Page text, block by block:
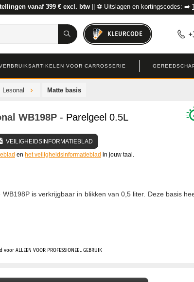
vanaf 399 € excl. btw || ⚽ Uitslagen en kortingscodes: ➡️
KLEURCODE
VOOR CARROSSERIE
Lesonal Matte basis
WB198P - Parelgeel 0.5L
VEILIGHEIDSINFORMATIEBLAD
en het veiligheidsinformatieblad in jouw taal.
is verkrijgbaar in blikken van 0,5 liter. Deze basis
ALLEEN VOOR PROFESSIONEEL GEBRUIK